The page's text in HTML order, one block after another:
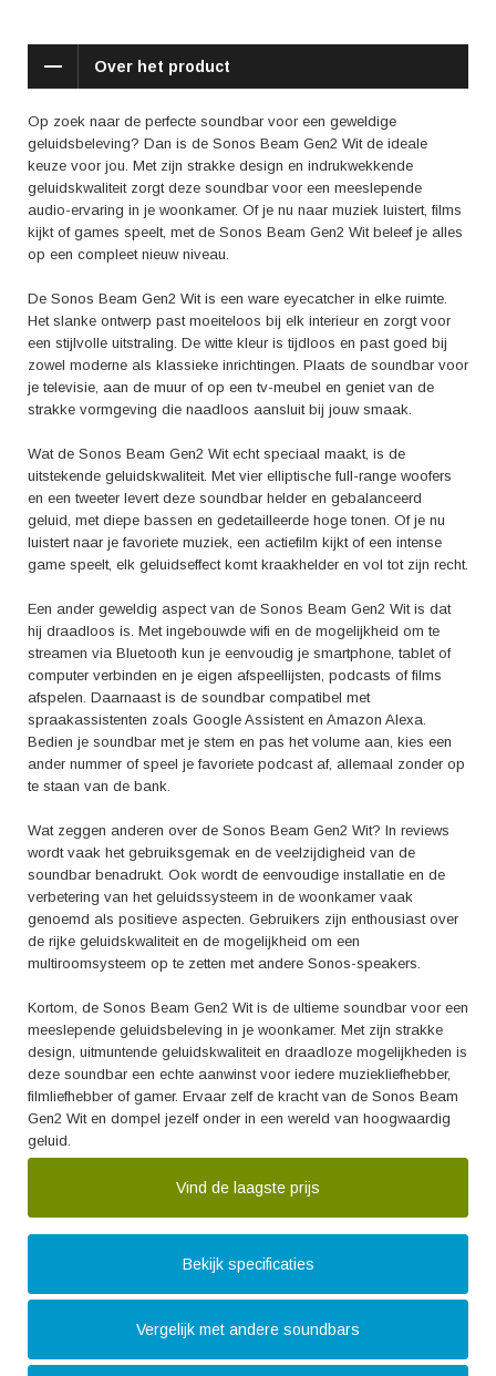
Google Assistent en Amazon Alexa. Bedien je soundbar met je stem en
podcast af, allemaal zonder op te staan van de bank.
Wat zeggen anderen over de Sonos Beam Gen2 Wit? In reviews wordt
vaak het gebruiksgemak en de veelzijdigheid van de soundbar
benadrukt. Ook wordt de eenvoudige installatie en de verbetering van
het geluidssysteem in de woonkamer vaak genoemd als positieve
aspecten. Gebruikers zijn enthousiast over de rijke geluidskwaliteit en de
speakers.
Kortom, de Sonos Beam Gen2 Wit is de ultieme soundbar voor een
meeslepende geluidsbeleving in je woonkamer. Met zijn strakke design,
uitmuntende geluidskwaliteit en draadloze mogelijkheden is deze
soundbar een echte aanwinst voor iedere muziekliefhebber,
Wit en dompel jezelf onder in een wereld van hoogwaardig geluid.
Over het product
Op zoek naar de perfecte soundbar voor een geweldige
geluidsbeleving? Dan is de Sonos Beam Gen2 Wit de ideale
keuze voor jou. Met zijn strakke design en indrukwekkende
geluidskwaliteit zorgt deze soundbar voor een meeslepende
audio-ervaring in je woonkamer. Of je nu naar muziek luistert, films
kijkt of games speelt, met de Sonos Beam Gen2 Wit beleef je alles
op een compleet nieuw niveau.
De Sonos Beam Gen2 Wit is een ware eyecatcher in elke ruimte.
Het slanke ontwerp past moeiteloos bij elk interieur en zorgt voor
een stijlvolle uitstraling. De witte kleur is tijdloos en past goed bij
zowel moderne als klassieke inrichtingen. Plaats de soundbar voor
je televisie, aan de muur of op een tv-meubel en geniet van de
strakke vormgeving die naadloos aansluit bij jouw smaak.
Wat de Sonos Beam Gen2 Wit echt speciaal maakt, is de
uitstekende geluidskwaliteit. Met vier elliptische full-range woofers
en een tweeter levert deze soundbar helder en gebalanceerd
geluid, met diepe bassen en gedetailleerde hoge tonen. Of je nu
luistert naar je favoriete muziek, een actiefilm kijkt of een intense
game speelt, elk geluidseffect komt kraakhelder en vol tot zijn recht.
Een ander geweldig aspect van de Sonos Beam Gen2 Wit is dat
hij draadloos is. Met ingebouwde wifi en de mogelijkheid om te
streamen via Bluetooth kun je eenvoudig je smartphone, tablet of
computer verbinden en je eigen afspeellijsten, podcasts of films
afspelen. Daarnaast is de soundbar compatibel met
spraakassistenten zoals Google Assistent en Amazon Alexa.
Bedien je soundbar met je stem en pas het volume aan, kies een
ander nummer of speel je favoriete podcast af, allemaal zonder op
te staan van de bank.
Wat zeggen anderen over de Sonos Beam Gen2 Wit? In reviews
wordt vaak het gebruiksgemak en de veelzijdigheid van de
soundbar benadrukt. Ook wordt de eenvoudige installatie en de
verbetering van het geluidssysteem in de woonkamer vaak
genoemd als positieve aspecten. Gebruikers zijn enthousiast over
de rijke geluidskwaliteit en de mogelijkheid om een
multiroomsysteem op te zetten met andere Sonos-speakers.
Kortom, de Sonos Beam Gen2 Wit is de ultieme soundbar voor een
meeslepende geluidsbeleving in je woonkamer. Met zijn strakke
design, uitmuntende geluidskwaliteit en draadloze mogelijkheden is
deze soundbar een echte aanwinst voor iedere muziekliefhebber,
filmliefhebber of gamer. Ervaar zelf de kracht van de Sonos Beam
Gen2 Wit en dompel jezelf onder in een wereld van hoogwaardig
geluid.
Vind de laagste prijs
Bekijk specificaties
Vergelijk met andere soundbars